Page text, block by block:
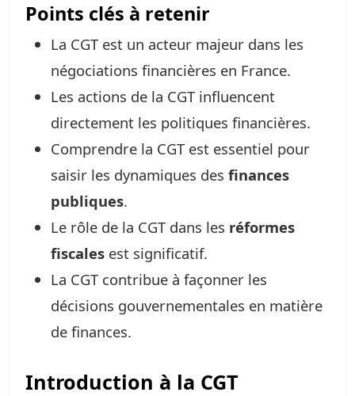
Points clés à retenir
La CGT est un acteur majeur dans les
négociations financières en France.
Les actions de la CGT influencent
directement les politiques financières.
Comprendre la CGT est essentiel pour
saisir les dynamiques des finances
publiques.
Le rôle de la CGT dans les réformes
fiscales est significatif.
La CGT contribue à façonner les
décisions gouvernementales en matière
de finances.
Introduction à la CGT